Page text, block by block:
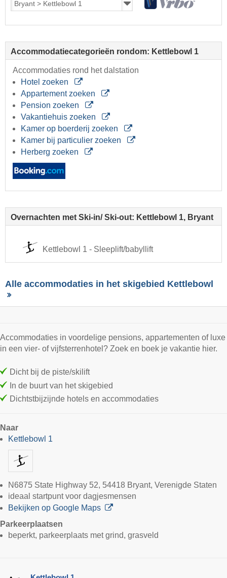
Accommodatiecategorieën rondom: Kettlebowl 1
Accommodaties rond het dalstation
Hotel zoeken
Appartement zoeken
Pension zoeken
Vakantiehuis zoeken
Kamer op boerderij zoeken
Kamer bij particulier zoeken
Herberg zoeken
Overnachten met Ski-in/ Ski-out: Kettlebowl 1, Bryant
Kettlebowl 1 - Sleeplift/babyllift
Alle accommodaties in het skigebied Kettlebowl
Accommodaties in voordelige pensions, appartementen of luxe
in een vier- of vijfsterrenhotel? Zoek en boek je vakantie hier.
Dicht bij de piste/skilift
In de buurt van het skigebied
Dichtstbijzijnde hotels en accommodaties
Naar
Kettlebowl 1
N6875 State Highway 52, 54418 Bryant, Verenigde Staten
ideaal startpunt voor dagjesmensen
Bekijken op Google Maps
Parkeerplaatsen
beperkt, parkeerplaats met grind, grasveld